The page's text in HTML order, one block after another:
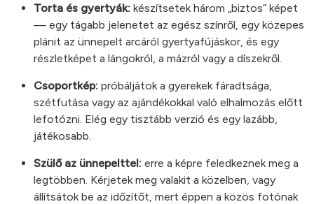
Torta és gyertyák: készítsetek három „biztos” képet
— egy tágabb jelenetet az egész színről, egy közepes
plánit az ünnepelt arcáról gyertyafújáskor, és egy
részletképet a lángokról, a mázról vagy a díszekről.
Csoportkép: próbáljátok a gyerekek fáradtsága,
szétfutása vagy az ajándékokkal való elhalmozás előtt
lefotózni. Elég egy tisztább verzió és egy lazább,
játékosabb.
Szülő az ünnepelttel: erre a képre feledkeznek meg a
legtöbben. Kérjetek meg valakit a közelben, vagy
állítsátok be az időzítőt, mert éppen a közös fotónak